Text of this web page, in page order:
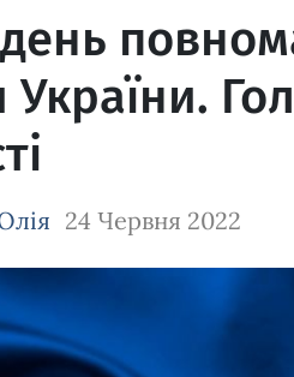
України.
24 Червня 2022